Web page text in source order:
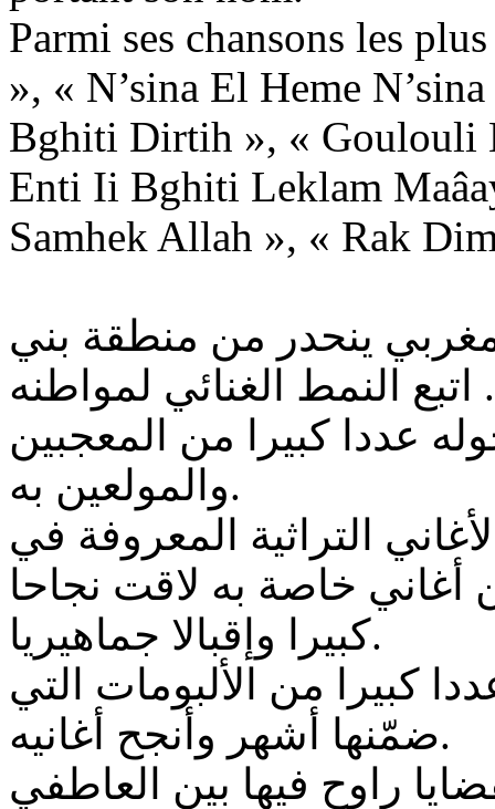
Parmi ses chansons les
», « N’sina El Heme
Bghiti Dirtih », « Goulouli
Enti Ii Bghiti Leklam
Samhek Allah », « Rak
ينحدر من منطقة بني
اتبع النمط الغنائي لمواطنه
عددا كبيرا من المعجبين
والمولعين به.
التراثية المعروفة في
أغاني خاصة به لاقت نجاحا
كبيرا وإقبالا جماهيريا.
كبيرا من الألبومات التي
ضمّنها أشهر وأنجح أغانيه.
راوح فيها بين العاطفي